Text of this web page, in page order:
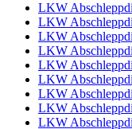
LKW
LKW
LKW
LKW
LKW
LKW
LKW
LKW
LKW